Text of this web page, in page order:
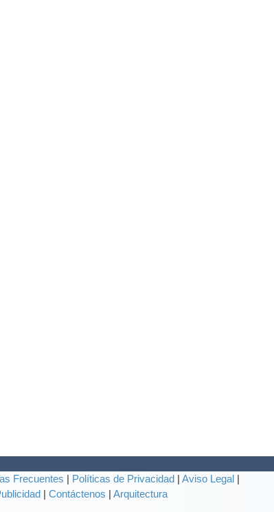
Frecuentes Políticas de Privacidad Aviso Legal
Contáctenos Arquitectura